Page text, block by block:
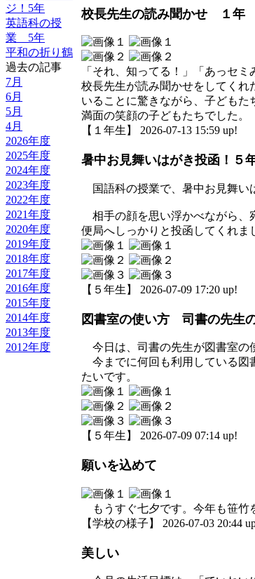
ジ！5年
英語科の授
業 5年
平和の折り鶴
過去の記事
7月
6月
5月
4月
2026年度
2025年度
2024年度
2023年度
2022年度
2021年度
2020年度
2019年度
2018年度
2017年度
2016年度
2015年度
2014年度
2013年度
2012年度
校長先生の読み聞かせ １年
「それ、知ってる！」「あっセ
校長先生が読み聞かせをしてくれ
いることに驚きながら、子どもた
満面の笑顔の子どもたちでした。
【１年生】 2026-07-13 15:59 up!
暑中お見舞いはがき投函！５
国語科の授業で、暑中お見舞い
相手の顔を思い浮かべながら、
便局へしっかりと投函してくれま
【５年生】 2026-07-09 17:20 up!
図書室の使い方 司書の先生
今日は、司書の先生が図書室の
今までに何回も利用している図
たいです。
【５年生】 2026-07-09 07:14 up!
願いを込めて
もうすぐ七夕です。今年も笹竹
【学校の様子】 2026-07-03 20:44
美しい